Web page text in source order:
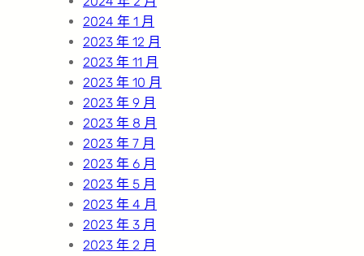
2024 年 1 月
2023 年 12 月
2023 年 11 月
2023 年 10 月
2023 年 9 月
2023 年 8 月
2023 年 7 月
2023 年 6 月
2023 年 5 月
2023 年 4 月
2023 年 3 月
2023 年 2 月